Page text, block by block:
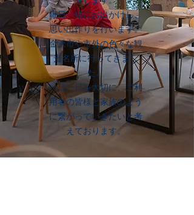
​毎日一緒にお出かけし、
思い出作りを行います。
金沢市や市外の色々な観
光名所に行ってきまし
た。
一日一日を大切に、ご利
用者の皆様と家族のよう
に繋がっていきたいと考
えております。